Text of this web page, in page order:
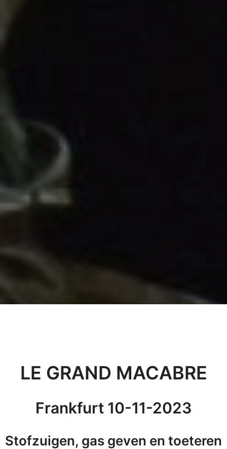
LE GRAND MACABRE
Frankfurt 10-11-2023
Stofzuigen, gas geven en toeteren